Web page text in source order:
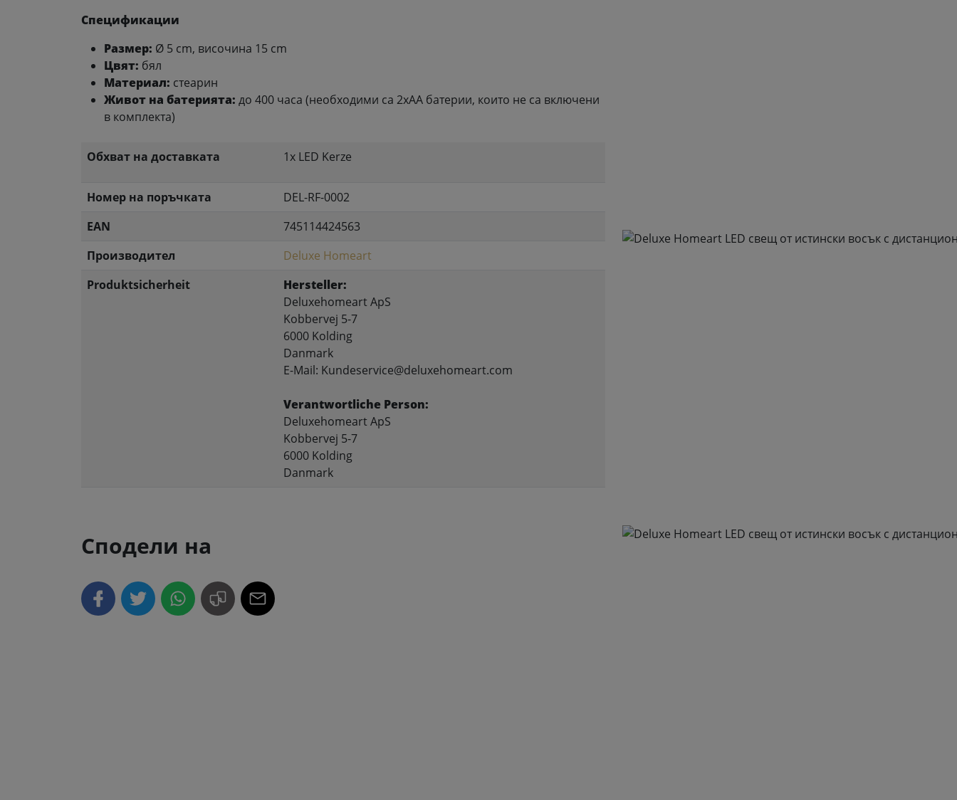
Спецификации
Размер: Ø 5 cm, височина 15 cm
Цвят: бял
Материал: стеарин
Живот на батерията: до 400 часа (необходими са 2xAA батерии, които не са включени
в комплекта)
Обхват на доставката 1x LED Kerze
Номер на поръчката
DEL-RF-0002
EAN
745114424563
Производител
Deluxe Homeart
Produktsicherheit
Hersteller:
Deluxehomeart ApS
Kobbervej 5-7
6000 Kolding
Danmark
E-Mail: Kundeservice@deluxehomeart.com
Verantwortliche Person:
Deluxehomeart ApS
Kobbervej 5-7
6000 Kolding
Danmark
Сподели на